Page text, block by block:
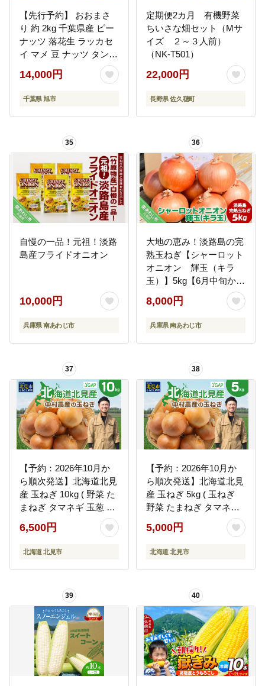
【先行予約】 おおまさ
り 約 2kg 千葉県産 ピー
ナッツ 落花生 ラッカセ
イ マメ 豆 ナッツ タンパ
ク質 タンパク ミネラル
食物繊維 豆 マメ 人気 お
すすめ おつまみ 贈答 ギ
念日 お祝い 送料無料 ふ
葉県 旭市 株式会社ヤマ
14,000円
千葉県 旭市
定期便2カ月 有機野菜
ちいさな畑セット（Mサ
イズ ２～３人前）
（NK-T501）
22,000円
長野県 佐久穂町
35
自慢の一品！元祖！淡路
島産フライドオニオン
10,000円
兵庫県 南あわじ市
36
大地の恵み！淡路島の完
熟玉ねぎ【シャーロット
オニオン 輝玉（キラ
玉）】5kg【6月中旬から
8,000円
兵庫県 南あわじ市
37
【予約：2026年10月か
ら順次発送】北海道北見
産 玉ねぎ 10kg ( 野菜 た
まねぎ タマネギ 玉葱 玉
ねぎ 甘い Lサイズ 10キ
ロ 玉ねぎ生産量日本一 )
【002-0009-2026】
6,500円
北海道 北見市
38
【予約：2026年10月か
ら順次発送】北海道北見
産 玉ねぎ 5kg ( 玉ねぎ
野菜 たまねぎ タマネギ
玉葱 甘い ハンバーグ 肉
じゃが ふるさと納税 玉
ねぎ )【002-0008-2026】
5,000円
北海道 北見市
39 40